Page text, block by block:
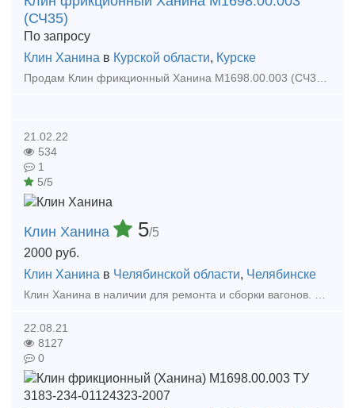
(СЧ35)
По запросу
Клин Ханина в Курской области, Курске
21.02.22
534
1
5/5
Клин Ханина 5/5
2000 руб.
Клин Ханина в Челябинской области, Челябинске
Клин Ханина в наличии для ремонта и сборки вагонов. Свое производство 30000 штук в месяц. Тип предложения: предлагаю продукцию, услугу
22.08.21
8127
0